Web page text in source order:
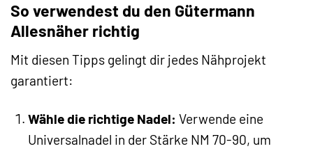
So verwendest du den Gütermann
Allesnäher richtig
Mit diesen Tipps gelingt dir jedes Nähprojekt
garantiert:
Wähle die richtige Nadel: Verwende eine
Universalnadel in der Stärke NM 70-90, um